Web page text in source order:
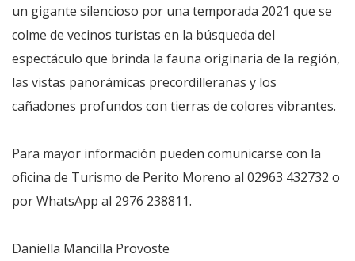
un gigante silencioso por una temporada 2021 que se
colme de vecinos turistas en la búsqueda del
espectáculo que brinda la fauna originaria de la región,
las vistas panorámicas precordilleranas y los
cañadones profundos con tierras de colores vibrantes.
Para mayor información pueden comunicarse con la
oficina de Turismo de Perito Moreno al 02963 432732 o
por WhatsApp al 2976 238811.
Daniella Mancilla Provoste